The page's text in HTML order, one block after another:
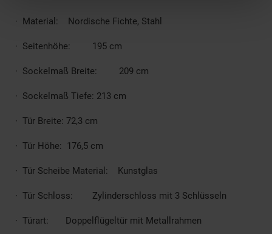
· Material: Nordische Fichte, Stahl
· Seitenhöhe: 195 cm
· Sockelmaß Breite: 209 cm
· Sockelmaß Tiefe: 213 cm
· Tür Breite: 72,3 cm
· Tür Höhe: 176,5 cm
· Tür Scheibe Material: Kunstglas
· Tür Schloss: Zylinderschloss mit 3 Schlüsseln
· Türart: Doppelflügeltür mit Metallrahmen